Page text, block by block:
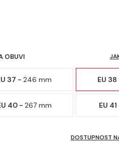
OBUVI
37 -246 mm EU
40 - 267 mm EU
DOSTUPNOST